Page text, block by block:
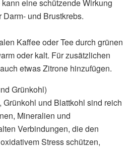
eine schützende Wirkung
und Brustkrebs.
Kaffee oder Tee durch grünen
oder kalt. Für zusätzlichen
etwas Zitrone hinzufügen.
Grünkohl)
und Blattkohl sind reich
Mineralien und
Verbindungen, die den
Stress schützen,